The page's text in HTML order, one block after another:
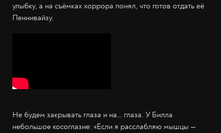
улыбку, а на съёмках хоррора понял, что готов отдать её
Пеннивайзу.
Не будем закрывать глаза и на… глаза. У Билла
небольшое косоглазие: «Если я расслабляю мышцы —